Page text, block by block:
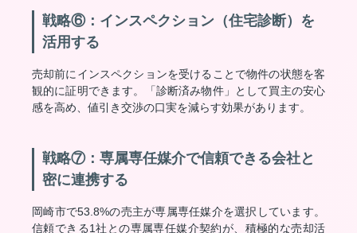
戦略⑥：インスペクション（住宅診断）を
活用する
売却前にインスペクションを受けることで物件の状態を客
観的に証明できます。「診断済み物件」として買主の安心
感を高め、値引き交渉の口実を減らす効果があります。
戦略⑦：専属専任媒介で信頼できる会社と
密に連携する
岡崎市で53.8%の売主が専属専任媒介を選択しています。
信頼できる1社との専属専任媒介契約が、積極的な売却活